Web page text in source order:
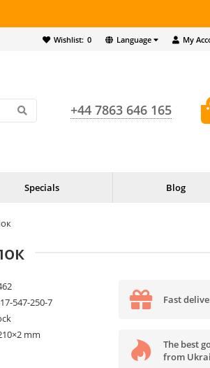
My
Language
Wishlist: 0
+44 7863 646 165
Specials Blog
547-250-7
mm
Fast
The best
from